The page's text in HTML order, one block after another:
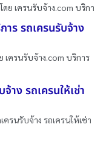
ย เครนรับจ้าง.com บริกา
ร รถเครนรับจ้าง
ครนรับจ้าง.com บริการ
าง รถเครนให้เช่า
รนรับจ้าง รถเครนให้เช่า